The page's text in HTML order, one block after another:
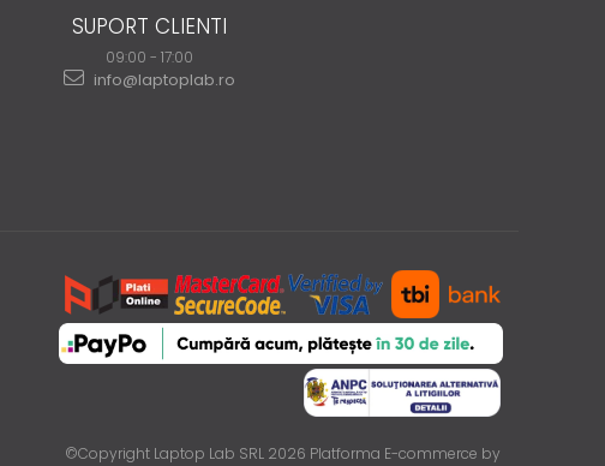
SUPORT CLIENTI
09:00 - 17:00
info@laptoplab.ro
©Copyright Laptop Lab SRL 2026 Platforma E-commerce by